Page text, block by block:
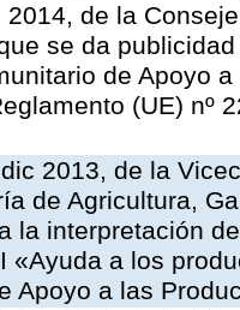
2014, de la
se da
de Apoyo
(UE) nº
2013, de la
de Agricultura,
la interpretación
«Ayuda a los
Apoyo a las